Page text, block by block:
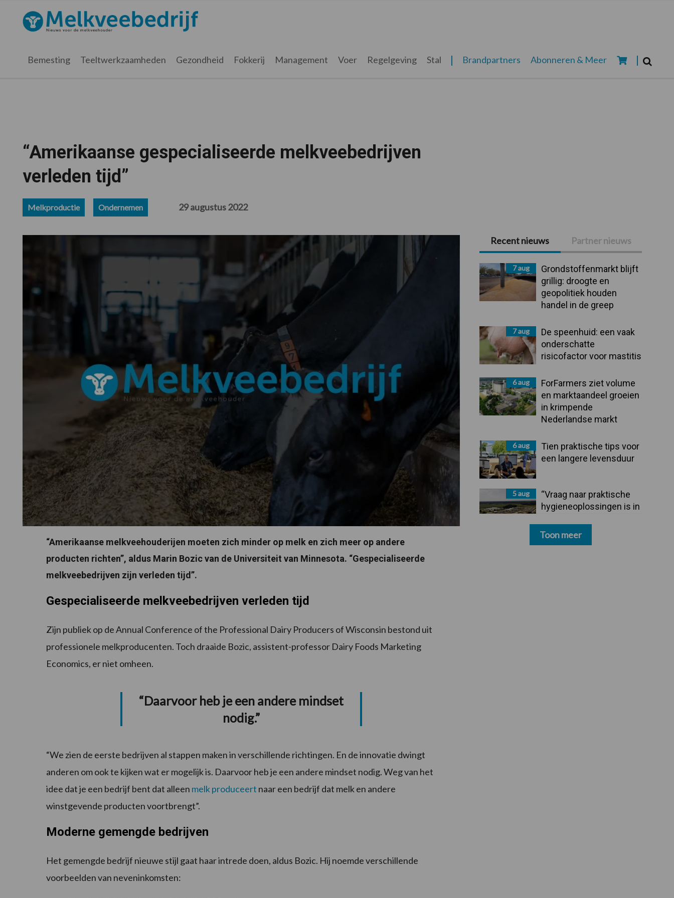
hoofdnavigatie
hoofd
eerste
voettekst
Melkveebedrijf.nl
Bemesting Teeltwerkzaamheden Gezondheid Fokkerij Management Voer Regelgeving Stal Brandpartners Abonneren & Meer
“Amerikaanse gespecialiseerde melkveebedrijven
verleden tijd”
Melkproductie Ondernemen 29 augustus 2022
“Amerikaanse melkveehouderijen moeten zich minder op melk en zich meer op andere
producten richten”, aldus Marin Bozic van de Universiteit van Minnesota. “Gespecialiseerde
melkveebedrijven zijn verleden tijd”.
Gespecialiseerde melkveebedrijven verleden tijd
Zijn publiek op de Annual Conference of the Professional Dairy Producers of Wisconsin bestond uit
professionele melkproducenten. Toch draaide Bozic, assistent-professor Dairy Foods Marketing
Economics, er niet omheen.
“Daarvoor heb je een andere mindset
nodig.”
“We zien de eerste bedrijven al stappen maken in verschillende richtingen. En de innovatie dwingt
anderen om ook te kijken wat er mogelijk is. Daarvoor heb je een andere mindset nodig. Weg van het
idee dat je een bedrijf bent dat alleen melk produceert naar een bedrijf dat melk en andere
winstgevende producten voortbrengt”.
Moderne gemengde bedrijven
Het gemengde bedrijf nieuwe stijl gaat haar intrede doen, aldus Bozic. Hij noemde verschillende
voorbeelden van neveninkomsten:
Primaire
Sidebar
Recent nieuws Partner nieuws
7 aug
Grondstoffenmarkt blijft
grillig: droogte en
geopolitiek houden
handel in de greep
7 aug
De speenhuid: een vaak
onderschatte
risicofactor voor mastitis
6 aug
ForFarmers ziet volume
en marktaandeel groeien
in krimpende
Nederlandse markt
6 aug
Tien praktische tips voor
een langere levensduur
5 aug
“Vraag naar praktische
hygieneoplossingen is in
Toon meer